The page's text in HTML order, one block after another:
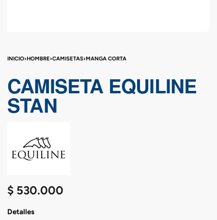
INICIO›HOMBRE›CAMISETAS›MANGA CORTA
CAMISETA EQUILINE
STAN
$ 530.000
Detalles